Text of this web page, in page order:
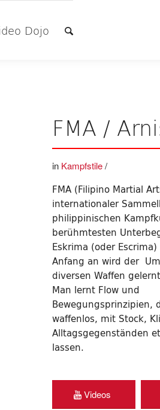
Dojo
FMA /
in Kampfstile/
FMA (Filipino Martial
internationaler
philippinischen
berühmtesten
Eskrima (oder
Anfang an wird der
diversen Waffen
Man lernt Flow und
Bewegungsprinzipien,
waffenlos, mit Stock,
Alltagsgegenständen
lassen.
Videos